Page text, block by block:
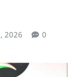
2026 0